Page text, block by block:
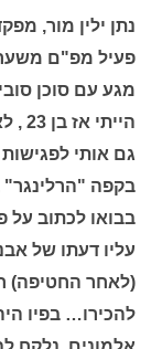
נתן ילין מור,
פעיל מפ"ם
מגע עם סוכן
גם אותי
בקפה "הרלינגר"
עליו דעתו של
(לאחר החטיפה)
להכירו… בפיו